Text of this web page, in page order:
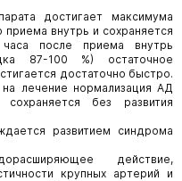
достигает максимума
внутрь и сохраняется
после приема внутрь
87-100 %) остаточное
достаточно быстро.
лечение нормализация АД
без развития
развитием синдрома
действие,
крупных артерий и